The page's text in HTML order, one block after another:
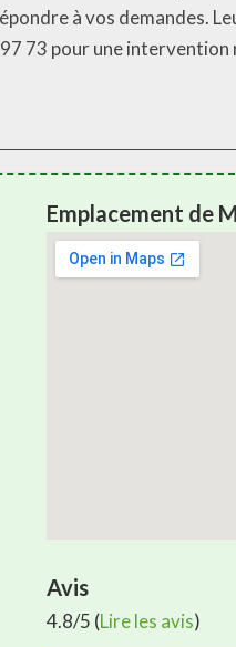
à vos demandes.
73 pour une
Emplacement de
Avis
4.8/5 (Lire les avis)